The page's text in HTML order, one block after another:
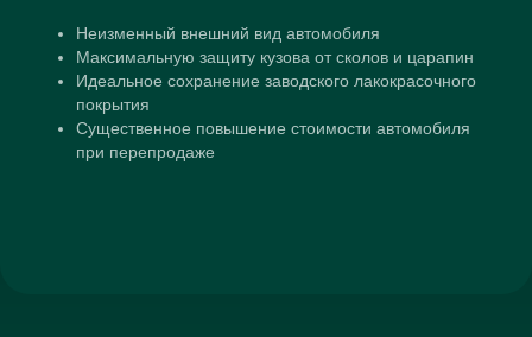
Неизменный внешний вид автомобиля
Максимальную защиту кузова от сколов и царапин
Идеальное сохранение заводского лакокрасочного
покрытия
Существенное повышение стоимости автомобиля
при перепродаже